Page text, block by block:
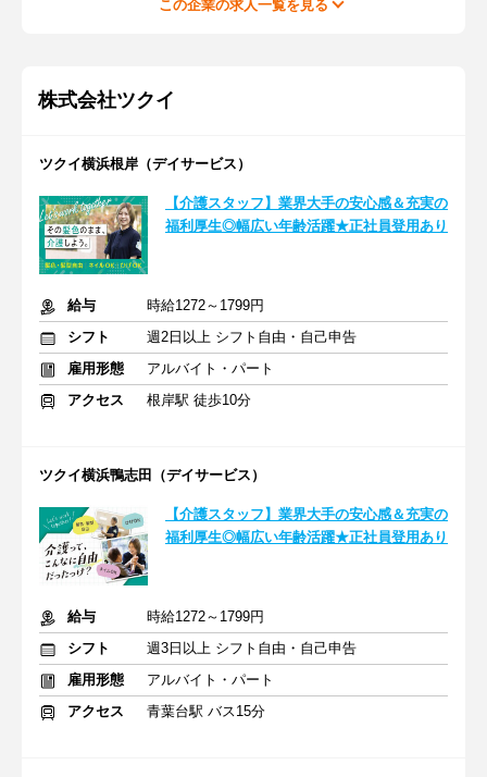
この企業の求人一覧を見る
株式会社ツクイ
ツクイ横浜根岸（デイサービス）
【介護スタッフ】業界大手の安心感＆充実の
福利厚生◎幅広い年齢活躍★正社員登用あり
給与
時給1272～1799円
シフト
週2日以上 シフト自由・自己申告
雇用形態
アルバイト・パート
アクセス
根岸駅 徒歩10分
ツクイ横浜鴨志田（デイサービス）
【介護スタッフ】業界大手の安心感＆充実の
福利厚生◎幅広い年齢活躍★正社員登用あり
給与
時給1272～1799円
シフト
週3日以上 シフト自由・自己申告
雇用形態
アルバイト・パート
アクセス
青葉台駅 バス15分